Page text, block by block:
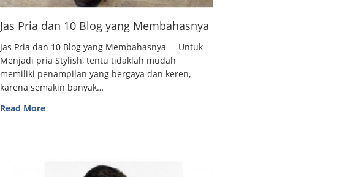
Jas Pria dan 10 Blog yang Membahasnya
Jas Pria dan 10 Blog yang Membahasnya Untuk
Menjadi pria Stylish, tentu tidaklah mudah
memiliki penampilan yang bergaya dan keren,
karena semakin banyak…
Read More